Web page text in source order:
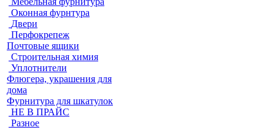
Оконная фурнтура
Двери
Перфокрепеж
Почтовые ящики
Строительная химия
Уплотнители
Флюгера, украшения для
дома
Фурнитура для шкатулок
НЕ В ПРАЙС
Разное